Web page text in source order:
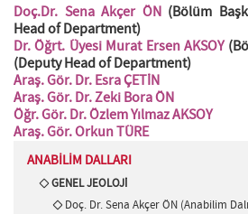
Doç.Dr. Sena Akçer ÖN(Bölüm
Head of Department)
Dr. Öğrt. Üyesi Murat Ersen AKSOY
(Deputy Head of Department)
Araş. Gör. Dr. Esra ÇETİN
Araş. Gör. Dr. Zeki Bora ÖN
Öğr. Gör. Dr. Özlem Yılmaz AKSOY
Araş. Gör. Orkun TÜRE
ANABİLİM DALLARI
GENEL JEOLOJİ
Doç. Dr. Sena Akçer ÖN (Anabilim